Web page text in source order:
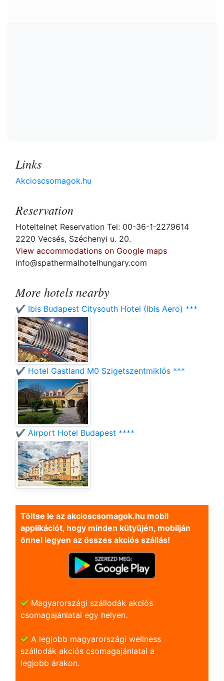
Links
Akcioscsomagok.hu
Reservation
Hoteltelnet Reservation Tel: 00-36-1-2279614
2220 Vecsés, Széchenyi u. 20.
View accommodations on Google maps
info@spathermalhotelhungary.com
More hotels nearby
✔️ Ibis Budapest Citysouth Hotel (Ibis Aero) ***
✔️ Hotel Gastland M0 Szigetszentmiklós ***
✔️ Airport Hotel Budapest ****
Töltse le az akcioscsomagok.hu mobil
applikációt, hogy minden kütyüjén, mobilján
önnel legyen az összes akciós szállás!
Magyarországi szállodák akciós
csomagajánlatai egy helyen.
A legjobb magyarországi wellness
szállodák akciós csomagajánlatai a
legjobb árakon.